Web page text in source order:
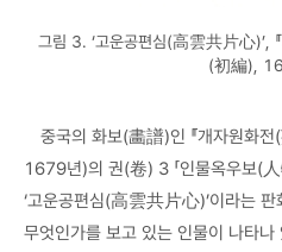
그림 3. ‘고운공편심(高雲共片心)’,
(初編),
중국의 화보(畵譜)인 『개자원화
1679년)의 권(卷) 3 「인물옥우보(
‘고운공편심(高雲共片心)’이라는 판
무엇인가를 보고 있는 인물이 나타